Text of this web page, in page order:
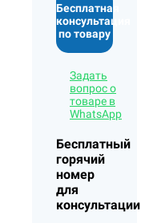
Бесплатная
консультация
по товару
Задать
вопрос о
товаре в
WhatsApp
Бесплатный
горячий
номер
для
консультации